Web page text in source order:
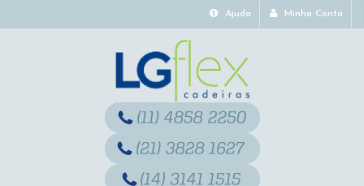
Ajuda Minha Conta